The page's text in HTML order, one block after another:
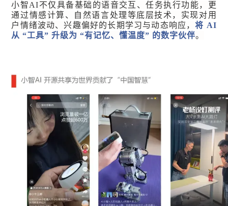
小智AI不仅具备基础的语音交互、任务执行功能，更
通过情感计算、自然语言处理等底层技术，实现对用
户情绪波动、兴趣偏好的长期学习与动态响应，将 AI
从 “工具” 升级为 “有记忆、懂温度” 的数字伙伴。